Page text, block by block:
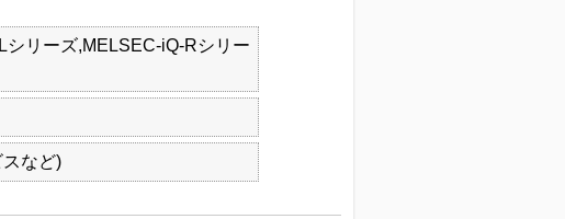
リーズ,MELSEC-iQ-Rシリー
など)